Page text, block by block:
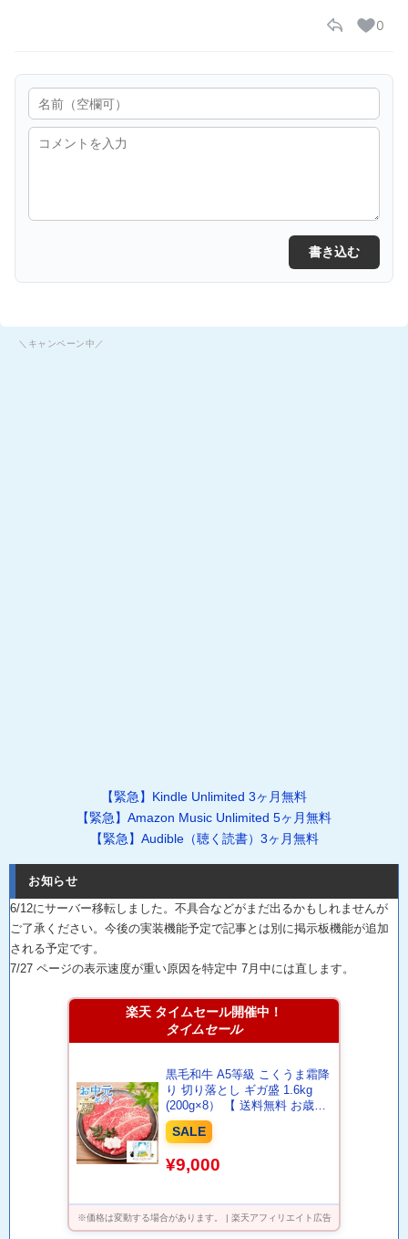
0
書き込む
＼キャンペーン中／
【緊急】Kindle Unlimited 3ヶ月無料
【緊急】Amazon Music Unlimited 5ヶ月無料
【緊急】Audible（聴く読書）3ヶ月無料
お知らせ
6/12にサーバー移転しました。不具合などがまだ出るかもしれませんが
ご了承ください。今後の実装機能予定で記事とは別に掲示板機能が追加
される予定です。
7/27 ページの表示速度が重い原因を特定中 7月中には直します。
楽天 タイムセール開催中！
タイムセール
黒毛和牛 A5等級 こくうま霜降
り 切り落とし ギガ盛 1.6kg
(200g×8） 【 送料無料 お歳暮
肉 牛肉 お肉 ギフト 内祝い す
き焼き 和牛 しゃぶしゃぶ お取
落し 国産 贈り物 お中元 御歳
SALE
¥9,000
※価格は変動する場合があります。 | 楽天アフィリエイト広告